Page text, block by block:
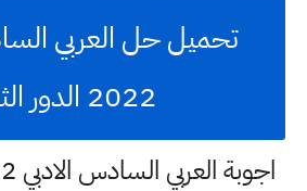
تحميل حل العربي
2022 الدور الثاني
اجوبة العربي السادس الادبي 2022 الدور الثاني